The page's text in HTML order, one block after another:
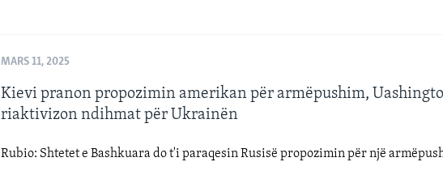
MARS 11, 2025
Kievi pranon propozimin amerikan për armëpushim,
riaktivizon ndihmat për Ukrainën
Rubio: Shtetet e Bashkuara do t'i paraqesin Rusisë propozimin për një